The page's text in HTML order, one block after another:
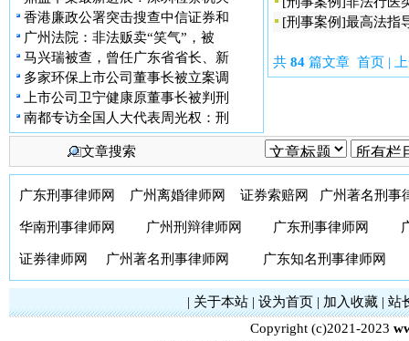
香港廉政公署突击搜查中信证券和
广州法院：非法贩卖“笑气”，被
马兴瑞被查，曾任广东省省长、新
多家环保上市公司董事长被立案调
上市公司卫宁健康原董事长被判刑
南都专访全国人大代表周光权：刑
[刑事案例]最高法指
共 84 篇文章 首页 |
文章搜索
广东刑事律师网 广州离婚律师网 证券索赔网 广州著名刑事
华南刑事律师网 广州刑辩律师网 广东刑事律师网
证券律师网 广州著名刑事律师网 广东知名刑事律师网
| 关于本站| 设为首页| 加入收藏| 站
Copyright (c)2021-2023